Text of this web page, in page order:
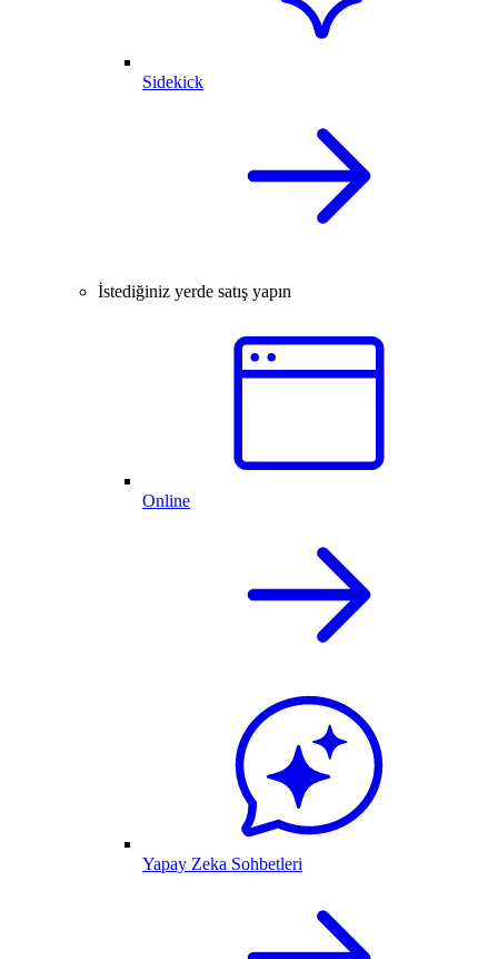
Sidekick
İstediğiniz yerde satış yapın
Online
Yapay Zeka Sohbetleri